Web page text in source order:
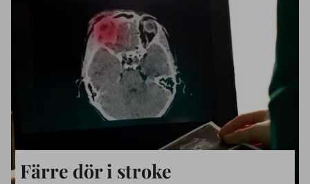
Färre dör i stroke